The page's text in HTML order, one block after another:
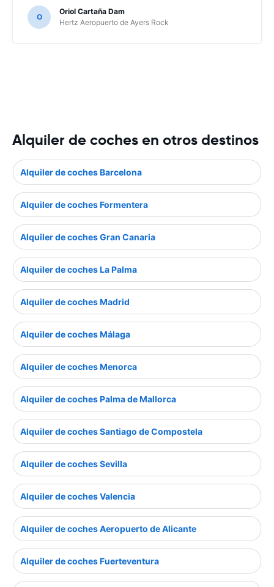
O
Oriol Cartaña Dam
Hertz Aeropuerto de Ayers Rock
Alquiler de coches en otros destinos
Alquiler de coches Barcelona
Alquiler de coches Formentera
Alquiler de coches Gran Canaria
Alquiler de coches La Palma
Alquiler de coches Madrid
Alquiler de coches Málaga
Alquiler de coches Menorca
Alquiler de coches Palma de Mallorca
Alquiler de coches Santiago de Compostela
Alquiler de coches Sevilla
Alquiler de coches Valencia
Alquiler de coches Aeropuerto de Alicante
Alquiler de coches Fuerteventura